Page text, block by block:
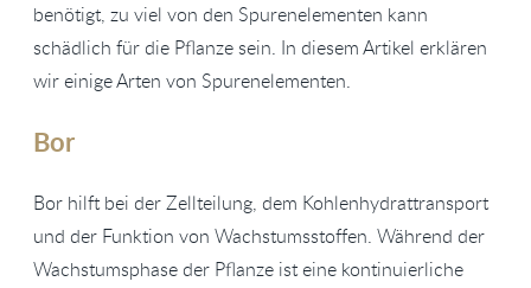
benötigt, zu viel von den Spurenelementen kann
schädlich für die Pflanze sein. In diesem Artikel erklären
wir einige Arten von Spurenelementen.
Bor
Bor hilft bei der Zellteilung, dem Kohlenhydrattransport
und der Funktion von Wachstumsstoffen. Während der
Wachstumsphase der Pflanze ist eine kontinuierliche